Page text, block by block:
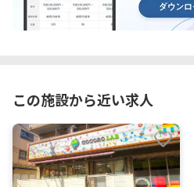
この施設から近い求人